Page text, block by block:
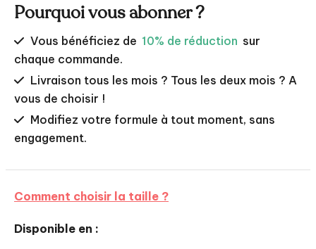
plantes(carottes, potiron, petits pois,
et un grand confort digestif. ❌ Sans céréales,
sans OGM, sans colorants ni conservateurs
artificiels.
Pourquoi vous abonner ?
Vous bénéficiez de 10% de réduction sur
chaque commande.
Livraison tous les mois ? Tous les deux mois ? A
vous de choisir !
Modifiez votre formule à tout moment, sans
engagement.
Comment choisir la taille ?
Disponible en :